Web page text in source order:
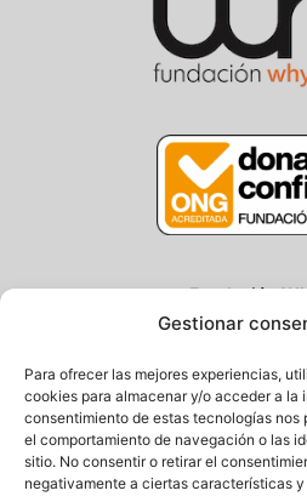
Gestionar
Para ofrecer las mejores experiencias,
cookies para almacenar y/o acceder a la
consentimiento de estas tecnologías nos
el comportamiento de navegación o las
sitio. No consentir o retirar el
negativamente a ciertas características
Fundación
Centro/Txoko: Particular
20013 Donostia –
Tel.: (+34) 943 058
Email: